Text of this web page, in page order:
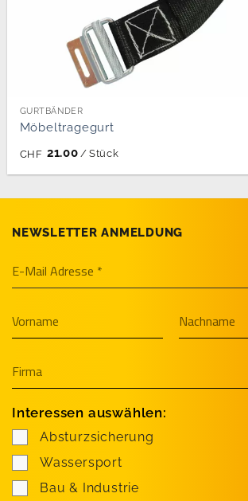
GURTBÄNDER
Möbeltragegurt
CHF 21.00 / Stück
NEWSLETTER ANMELDUNG
Interessen auswählen:
Absturzsicherung
Wassersport
Bau & Industrie